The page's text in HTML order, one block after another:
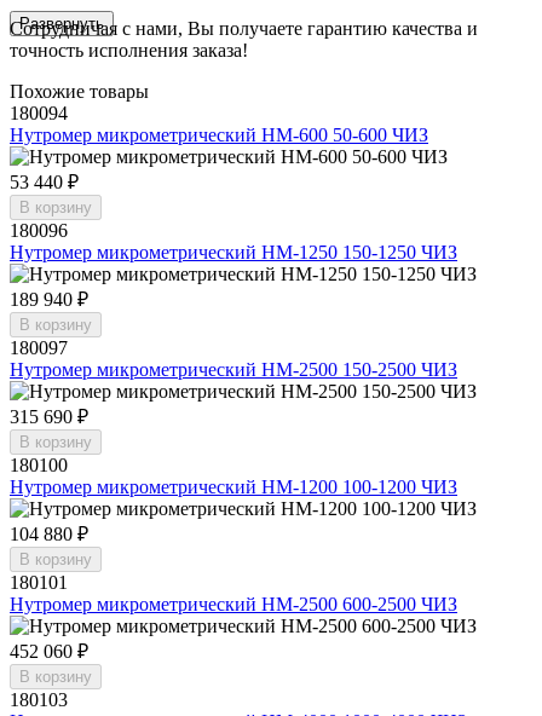
Развернуть
Сотрудничая с нами, Вы получаете гарантию качества и
точность исполнения заказа!
Похожие товары
180094
Нутромер микрометрический НМ-600 50-600 ЧИЗ
53 440 ₽
В корзину
180096
Нутромер микрометрический НМ-1250 150-1250 ЧИЗ
189 940 ₽
В корзину
180097
Нутромер микрометрический НМ-2500 150-2500 ЧИЗ
315 690 ₽
В корзину
180100
Нутромер микрометрический НМ-1200 100-1200 ЧИЗ
104 880 ₽
В корзину
180101
Нутромер микрометрический НМ-2500 600-2500 ЧИЗ
452 060 ₽
В корзину
180103